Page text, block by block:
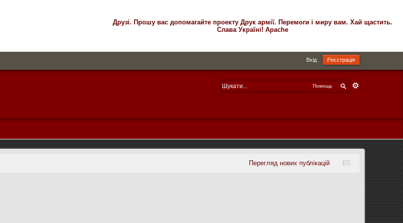
Друзі. Прошу вас допомагайте проекту Друк армії. Перемоги і миру вам. Хай щастить.
Слава Україні! Apache
Вхід Реєстрація
Помощь
Перегляд нових публікацій